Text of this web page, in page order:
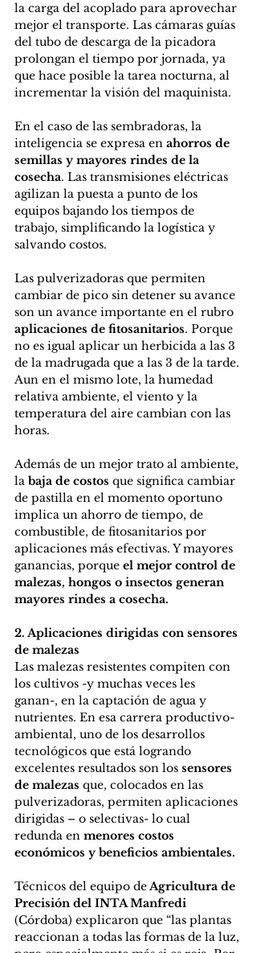
la carga del acoplado para aprovechar
mejor el transporte. Las cámaras guías
del tubo de descarga de la picadora
prolongan el tiempo por jornada, ya
que hace posible la tarea nocturna, al
incrementar la visión del maquinista.
En el caso de las sembradoras, la
inteligencia se expresa en ahorros de
semillas y mayores rindes de la
cosecha. Las transmisiones eléctricas
agilizan la puesta a punto de los
equipos bajando los tiempos de
trabajo, simplificando la logística y
salvando costos.
Las pulverizadoras que permiten
cambiar de pico sin detener su avance
son un avance importante en el rubro
aplicaciones de fitosanitarios. Porque
no es igual aplicar un herbicida a las 3
de la madrugada que a las 3 de la tarde.
Aun en el mismo lote, la humedad
relativa ambiente, el viento y la
temperatura del aire cambian con las
horas.
Además de un mejor trato al ambiente,
la baja de costos que significa cambiar
de pastilla en el momento oportuno
implica un ahorro de tiempo, de
combustible, de fitosanitarios por
aplicaciones más efectivas. Y mayores
ganancias, porque el mejor control de
malezas, hongos o insectos generan
mayores rindes a cosecha.
2. Aplicaciones dirigidas con sensores
de malezas
Las malezas resistentes compiten con
los cultivos -y muchas veces les
ganan-, en la captación de agua y
nutrientes. En esa carrera productivo-
ambiental, uno de los desarrollos
tecnológicos que está logrando
excelentes resultados son los sensores
de malezas que, colocados en las
pulverizadoras, permiten aplicaciones
dirigidas – o selectivas- lo cual
redunda en menores costos
económicos y beneficios ambientales.
Técnicos del equipo de Agricultura de
Precisión del INTA Manfredi
(Córdoba) explicaron que “las plantas
reaccionan a todas las formas de la luz,